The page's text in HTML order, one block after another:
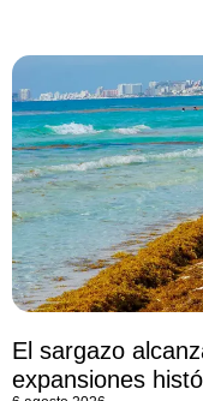
El sargazo
expansiones